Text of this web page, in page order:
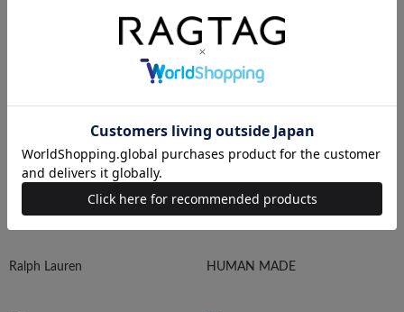
N.HOOLYWOOD Needles
Ralph Lauren HUMAN MADE